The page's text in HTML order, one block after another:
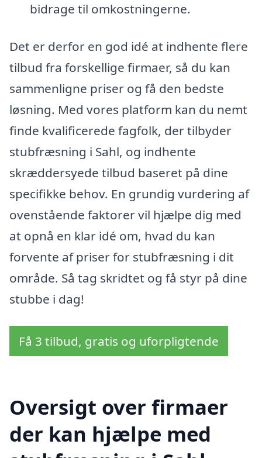
bidrage til omkostningerne.
Det er derfor en god idé at indhente flere
tilbud fra forskellige firmaer, så du kan
sammenligne priser og få den bedste
løsning. Med vores platform kan du nemt
finde kvalificerede fagfolk, der tilbyder
stubfræsning i Sahl, og indhente
skræddersyede tilbud baseret på dine
specifikke behov. En grundig vurdering af
ovenstående faktorer vil hjælpe dig med
at opnå en klar idé om, hvad du kan
forvente af priser for stubfræsning i dit
område. Så tag skridtet og få styr på dine
stubbe i dag!
Få 3 tilbud, gratis og uforpligtende
Oversigt over firmaer
der kan hjælpe med